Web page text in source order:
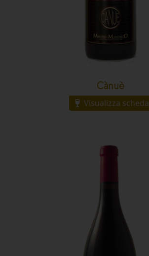
Cànuè
Visualizza scheda